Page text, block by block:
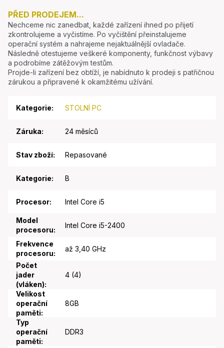
PŘED PRODEJEM...
Nechceme nic zanedbat, každé zařízení ihned po přijetí
zkontrolujeme a vyčistíme. Po vyčištění přeinstalujeme
operační systém a nahrajeme nejaktuálnější ovladače.
Následně otestujeme veškeré komponenty, funkčnost výbavy
a podrobíme zátěžovým testům.
Projde-li zařízení bez obtíží, je nabídnuto k prodeji s patřičnou
zárukou a připravené k okamžitému užívání.
Kategorie: STOLNÍ PC
Záruka: 24 měsíců
Stav zboží: Repasované
Kategorie: B
Procesor: Intel Core i5
Model
procesoru:
Intel Core i5-2400
Frekvence
procesoru:
až 3,40 GHz
Počet
jader
(vláken):
4 (4)
Velikost
operační
paměti:
8GB
Typ
operační
paměti:
DDR3